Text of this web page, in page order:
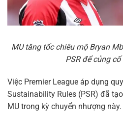
MU tăng tốc chiêu mộ Bryan
PSR để củng
Việc Premier League áp dụng
Sustainability Rules (PSR) đã
MU trong kỳ chuyển nhượng